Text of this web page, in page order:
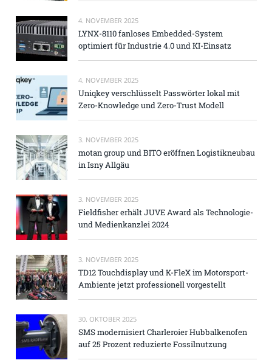
4. NOVEMBER 2025
LYNX-8110 fanloses Embedded-System
optimiert für Industrie 4.0 und KI-Einsatz
4. NOVEMBER 2025
Uniqkey verschlüsselt Passwörter lokal mit
Zero-Knowledge und Zero-Trust Modell
3. NOVEMBER 2025
motan group und BITO eröffnen Logistikneubau
in Isny Allgäu
3. NOVEMBER 2025
Fieldfisher erhält JUVE Award als Technologie-
und Medienkanzlei 2024
3. NOVEMBER 2025
TD12 Touchdisplay und K-FleX im Motorsport-
Ambiente jetzt professionell vorgestellt
30. OKTOBER 2025
SMS modernisiert Charleroier Hubbalkenofen
auf 25 Prozent reduzierte Fossilnutzung